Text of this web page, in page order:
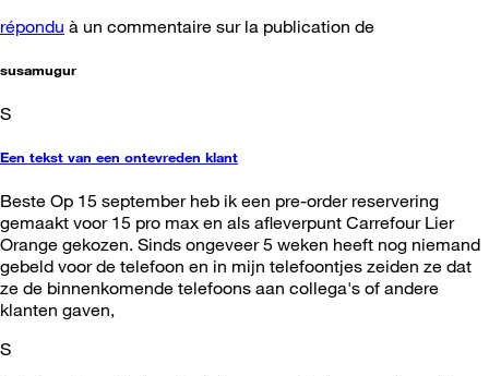
répondu à un commentaire sur la publication de
susamugur
S
Een tekst van een ontevreden klant
Beste Op 15 september heb ik een pre-order reservering
gemaakt voor 15 pro max en als afleverpunt Carrefour Lier
Orange gekozen. Sinds ongeveer 5 weken heeft nog niemand
gebeld voor de telefoon en in mijn telefoontjes zeiden ze dat
ze de binnenkomende telefoons aan collega's of andere
klanten gaven,
S